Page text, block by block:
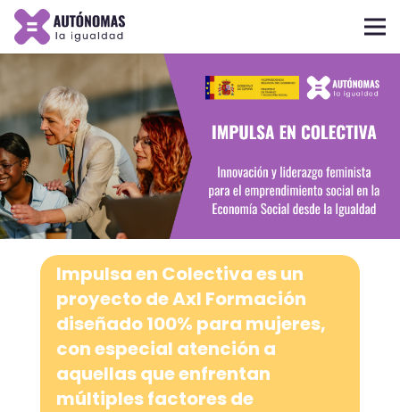
Impulsa en Colectivaes un
proyecto deAxI Formación
diseñado 100% para mujeres,
con especial atención a
aquellas que enfrentan
múltiples factores de